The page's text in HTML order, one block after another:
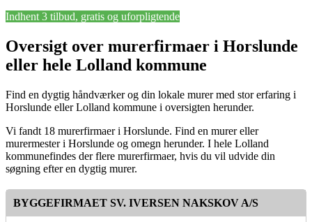
Indhent 3 tilbud, gratis og uforpligtende
Oversigt over murerfirmaer i Horslunde
eller hele Lolland kommune
Find en dygtig håndværker og din lokale murer med stor erfaring i
Horslunde eller Lolland kommune i oversigten herunder.
Vi fandt 18 murerfirmaer i Horslunde. Find en murer eller
murermester i Horslunde og omegn herunder. I hele Lolland
kommunefindes der flere murerfirmaer, hvis du vil udvide din
søgning efter en dygtig murer.
BYGGEFIRMAET SV. IVERSEN NAKSKOV A/S